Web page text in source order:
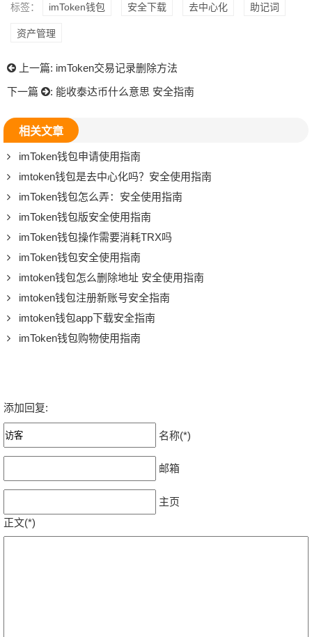
标签： imToken钱包 安全下载 去中心化 助记词
资产管理
上一篇: imToken交易记录删除方法
下一篇
: 能收泰达币什么意思 安全指南
相关文章
imToken钱包申请使用指南
imtoken钱包是去中心化吗？安全使用指南
imToken钱包怎么弄：安全使用指南
imToken钱包版安全使用指南
imToken钱包操作需要消耗TRX吗
imToken钱包安全使用指南
imtoken钱包怎么删除地址 安全使用指南
imtoken钱包注册新账号安全指南
imtoken钱包app下载安全指南
imToken钱包购物使用指南
添加回复:
名称(*)
邮箱
主页
正文(*)